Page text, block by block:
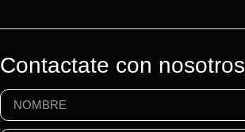
Contactate con nosotros